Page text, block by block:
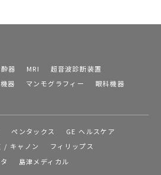
器 MRI
超音波診断装置
器 マンモグラフィー
眼科機器
ペンタックス
GE ヘルスケア
/ キャノン
フィリップス
島津メディカル